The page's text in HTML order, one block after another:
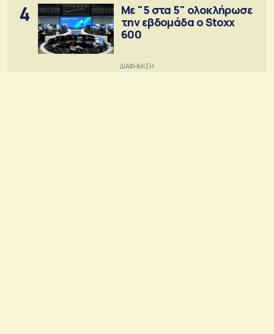
4
Με "5 στα 5" ολοκλήρωσε
την εβδομάδα ο Stoxx
600